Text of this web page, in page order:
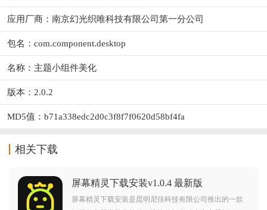
应用厂商： 南京幻光织唯科技有限公司第一分公司
包名：com.component.desktop
名称：主题小组件美化
版本：2.0.2
MD5值：b71a338edc2d0c3f8f7f0620d58bf4fa
相关下载
屏幕精灵下载安装v1.0.4 最新版
屏幕精灵下载安装是昆明尼佳科技有限公司推出的一款